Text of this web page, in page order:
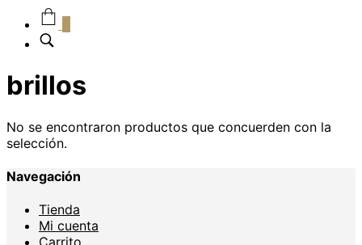
brillos
No se encontraron productos que concuerden con la
selección.
Navegación
Tienda
Mi cuenta